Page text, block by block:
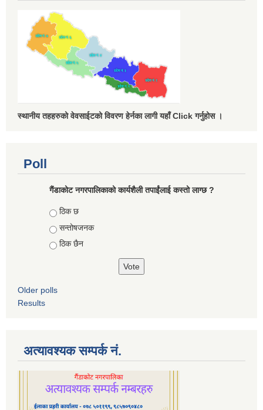
स्थानीय तहहरुको वेवसाईटको विवरण हेर्नका लागी यहाँ Click गर्नुहोस ।
Poll
गैंडाकोट नगरपालिकाको कार्यशैली तपाईंलाई कस्तो लाग्छ ?
Choices
ठिक छ
सन्तोषजनक
ठिक छैन
Older polls
Results
अत्यावश्यक सम्पर्क नं.